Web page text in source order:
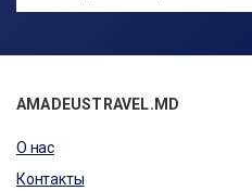
AMADEUSTRAVEL.MD
О нас
Контакты